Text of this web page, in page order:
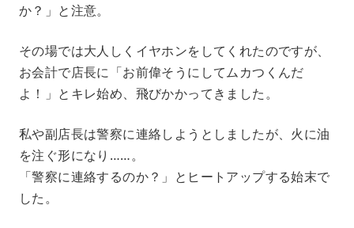
か？」と注意。
その場では大人しくイヤホンをしてくれたのですが、
お会計で店長に「お前偉そうにしてムカつくんだ
よ！」とキレ始め、飛びかかってきました。
私や副店長は警察に連絡しようとしましたが、火に油
を注ぐ形になり……。
「警察に連絡するのか？」とヒートアップする始末で
した。